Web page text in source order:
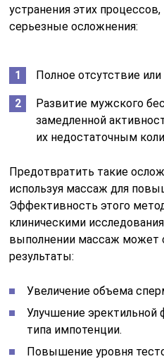
устранения этих
серьезные осложнения:
Полное отсутствие или
Развитие мужского
замедленной
их недостаточным
Предотвратить такие
используя массаж для
Эффективность этого
клиническими
выполнении массаж может
результаты:
Увеличение объема
Улучшение эректильной
типа импотенции.
Повышение уровня